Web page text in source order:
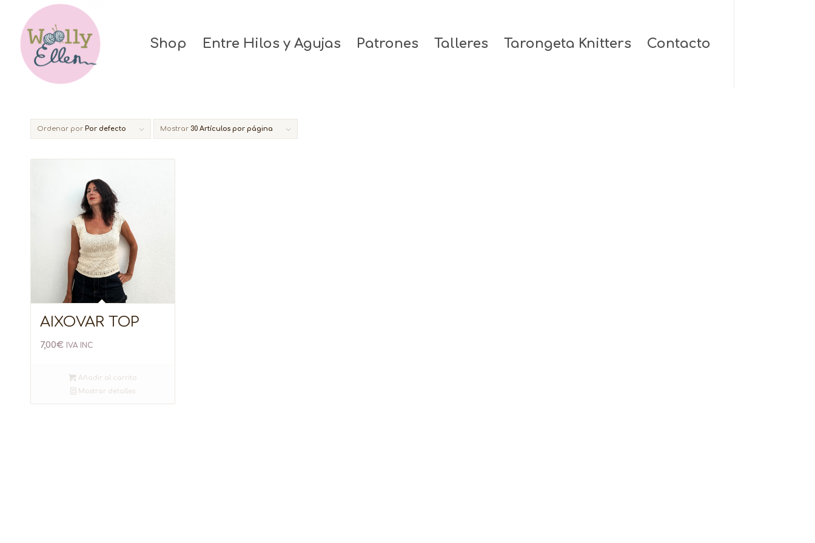
Shop Entre Hilos y Agujas Patrones Talleres Tarongeta Knitters Contacto
Ordenar por Por defecto Mostrar 30 Artículos por página
AIXOVAR TOP
7,00€ IVA INC
Añadir al carrito
Mostrar detalles